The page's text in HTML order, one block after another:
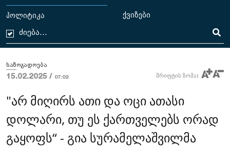
პოლიტიკა ქვიზები
საზოგადოება
15.02.2025 / 07:02 შრიფტის ზომა:
"არ მიღირს ათი და ოცი ათასი
დოლარი, თუ ეს ქართველებს ორად
გაყოფს“ - გია სურამელაშვილმა